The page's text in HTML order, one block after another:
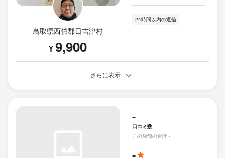
鳥取県西伯郡日吉津村
¥9,900
24時間以内の返信
さらに表示
-
口コミ数
この店舗の合計 -